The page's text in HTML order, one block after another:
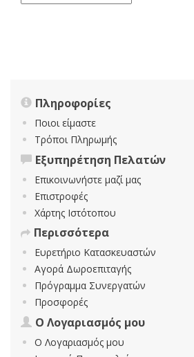
Πληροφορίες
Ποιοι είμαστε
Τρόποι Πληρωμής
Εξυπηρέτηση Πελατών
Επικοινωνήστε μαζί μας
Επιστροφές
Χάρτης Ιστότοπου
Περισσότερα
Ευρετήριο Κατασκευαστών
Αγορά Δωροεπιταγής
Πρόγραμμα Συνεργατών
Προσφορές
Ο Λογαριασμός μου
Ο Λογαριασμός μου